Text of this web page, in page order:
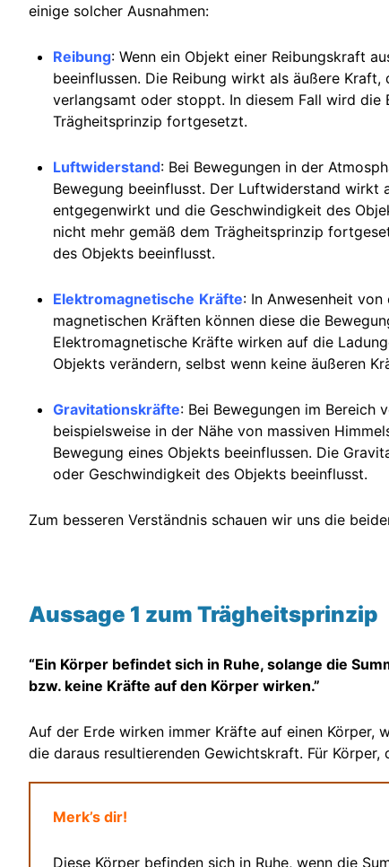
einige solcher Ausnahmen:
Reibung: Wenn ein Objekt einer Reibungskraft
beeinflussen. Die Reibung wirkt als äußere
verlangsamt oder stoppt. In diesem Fall wird
Trägheitsprinzip fortgesetzt.
Luftwiderstand: Bei Bewegungen in der
Bewegung beeinflusst. Der Luftwiderstand wirkt
entgegenwirkt und die Geschwindigkeit des
nicht mehr gemäß dem Trägheitsprinzip
des Objekts beeinflusst.
Elektromagnetische Kräfte: In Anwesenheit
magnetischen Kräften können diese die
Elektromagnetische Kräfte wirken auf die
Objekts verändern, selbst wenn keine äußeren
Gravitationskräfte: Bei Bewegungen im Bereich
beispielsweise in der Nähe von massiven
Bewegung eines Objekts beeinflussen. Die
oder Geschwindigkeit des Objekts beeinflusst.
Zum besseren Verständnis schauen wir uns die
Aussage 1 zum Trägheitsprinzip
“Ein Körper befindet sich in Ruhe, solange die
bzw. keine Kräfte auf den Körper wirken.”
Auf der Erde wirken immer Kräfte auf einen Körper,
die daraus resultierenden Gewichtskraft. Für
Merk’s dir!
Diese Körper befinden sich in Ruhe, wenn die